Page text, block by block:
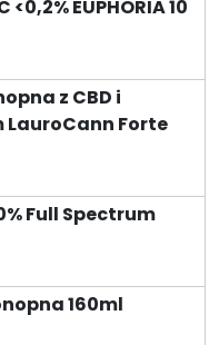
zł
zł
<0,2% EUPHORIA 10
od
zł
z CBD i
Forte
Full Spectrum
160ml